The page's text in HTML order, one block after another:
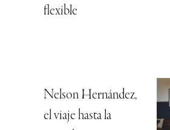
flexible
Nelson Hernández,
el viaje hasta la